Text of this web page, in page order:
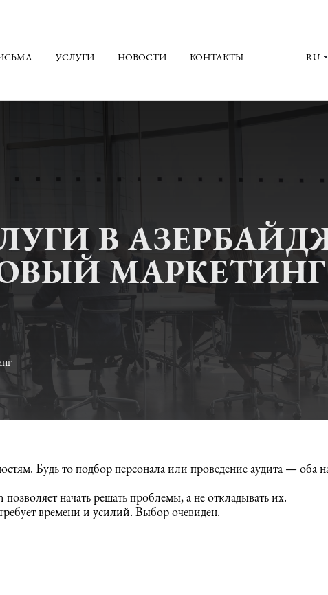
УСЛУГИ НОВОСТИ КОНТАКТЫ RU
В
МАРКЕТИНГ
Будь то подбор персонала или проведение аудита — оба
начать решать проблемы, а не откладывать их.
времени и усилий. Выбор очевиден.